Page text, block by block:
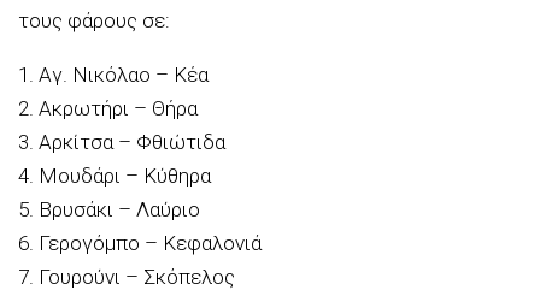
τους φάρους σε:
1. Αγ. Νικόλαο – Κέα
2. Ακρωτήρι – Θήρα
3. Αρκίτσα – Φθιώτιδα
4. Μουδάρι – Κύθηρα
5. Βρυσάκι – Λαύριο
6. Γερογόμπο – Κεφαλονιά
7. Γουρούνι – Σκόπελος